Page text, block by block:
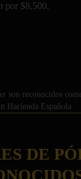
por $8,500.
DE